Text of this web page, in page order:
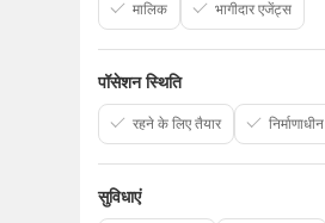
मालिक भागीदार एजेंट्स
पॉसेशन स्थिति
रहने के लिए तैयार निर्माणाधीन
सुविधाएं